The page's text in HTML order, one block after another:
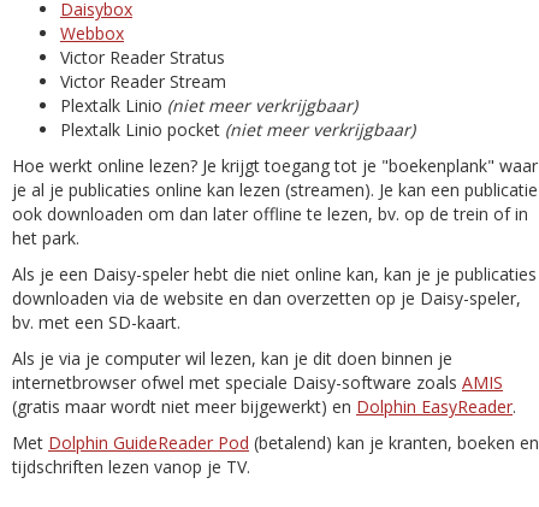
Daisybox
Webbox
Victor Reader Stratus
Victor Reader Stream
Plextalk Linio (niet meer verkrijgbaar)
Plextalk Linio pocket (niet meer verkrijgbaar)
Hoe werkt online lezen? Je krijgt toegang tot je "boekenplank" waar
je al je publicaties online kan lezen (streamen). Je kan een publicatie
ook downloaden om dan later offline te lezen, bv. op de trein of in
het park.
Als je een Daisy-speler hebt die niet online kan, kan je je publicaties
downloaden via de website en dan overzetten op je Daisy-speler,
bv. met een SD-kaart.
Als je via je computer wil lezen, kan je dit doen binnen je
internetbrowser ofwel met speciale Daisy-software zoals AMIS
(gratis maar wordt niet meer bijgewerkt) en Dolphin EasyReader.
Met Dolphin GuideReader Pod (betalend) kan je kranten, boeken en
tijdschriften lezen vanop je TV.